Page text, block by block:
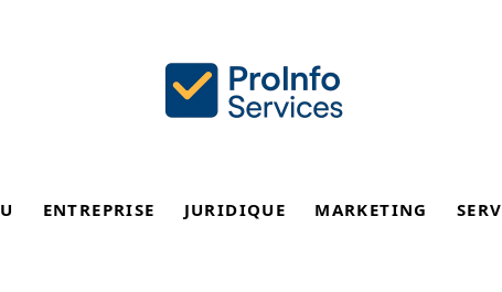
ENTREPRISE JURIDIQUE MARKETING